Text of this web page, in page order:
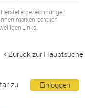
markenrechtlich
Links.
Zurück zur Hauptsuche
Einloggen
zu